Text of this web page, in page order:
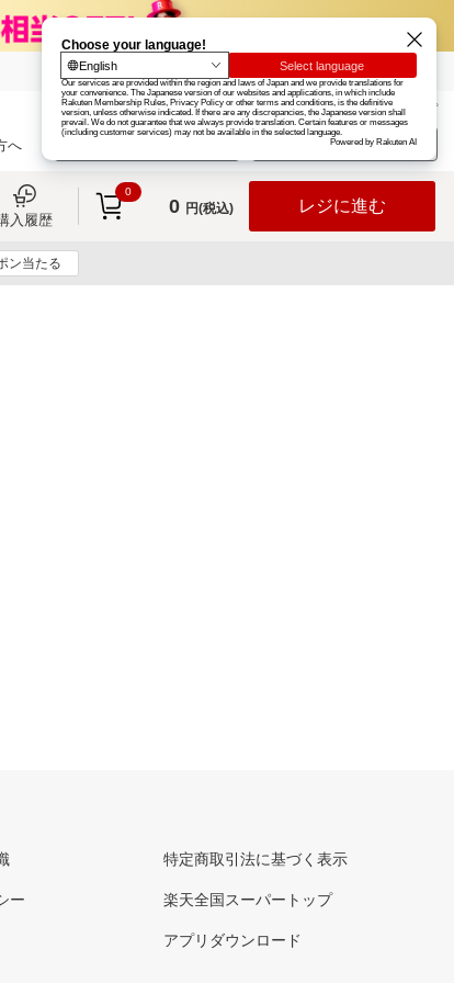
楽天グループ カード
お知らせ ヘルプ
へ ログイン
入履歴
0
0 円(税込) レジに進む
ン当たる
ー
特定商取引法に基づく表示
楽天全国スーパートップ
アプリダウンロード